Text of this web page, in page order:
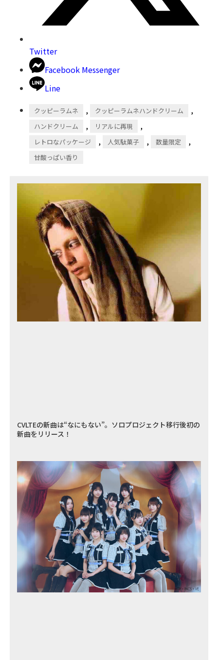
Twitter
Facebook Messenger
Line
クッピーラムネ , クッピーラムネハンドクリーム ,
ハンドクリーム , リアルに再現 ,
レトロなパッケージ , 人気駄菓子 , 数量限定 ,
甘酸っぱい香り
CVLTEの新曲は“なにもない”。ソロプロジェクト移行後初の
新曲をリリース！